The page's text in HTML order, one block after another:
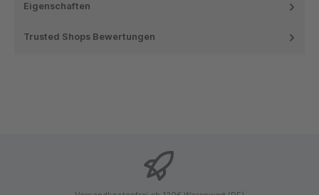
Eigenschaften
Trusted Shops Bewertungen